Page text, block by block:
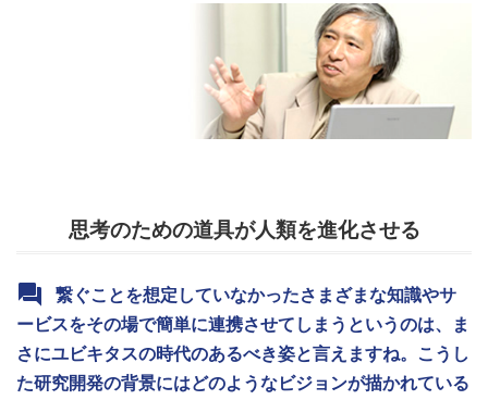
思考のための道具が人類を進化させる
繋ぐことを想定していなかったさまざまな知識やサ
ービスをその場で簡単に連携させてしまうというのは、ま
さにユビキタスの時代のあるべき姿と言えますね。こうし
た研究開発の背景にはどのようなビジョンが描かれている